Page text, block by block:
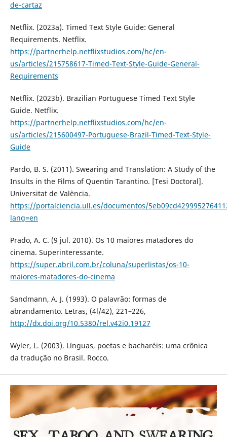
de-cartaz
Netflix. (2023a). Timed Text Style Guide: General
Requirements. Netflix.
https://partnerhelp.netflixstudios.com/hc/en-
us/articles/215758617-Timed-Text-Style-Guide-General-
Requirements
Netflix. (2023b). Brazilian Portuguese Timed Text Style
Guide. Netflix.
https://partnerhelp.netflixstudios.com/hc/en-
us/articles/215600497-Portuguese-Brazil-Timed-Text-Style-
Guide
Pardo, B. S. (2011). Swearing and Translation: A Study of the
Insults in the Films of Quentin Tarantino. [Tesi Doctoral].
Universitat de València.
https://portalciencia.ull.es/documentos/
lang=en
Prado, A. C. (9 jul. 2010). Os 10 maiores matadores do
cinema. Superinteressante.
https://super.abril.com.br/coluna/superlistas/os-10-
maiores-matadores-do-cinema
Sandmann, A. J. (1993). O palavrão: formas de
abrandamento. Letras, (4l/42), 221–226,
http://dx.doi.org/10.5380/rel.v42i0.19127
Wyler, L. (2003). Línguas, poetas e bacharéis: uma crônica
da tradução no Brasil. Rocco.